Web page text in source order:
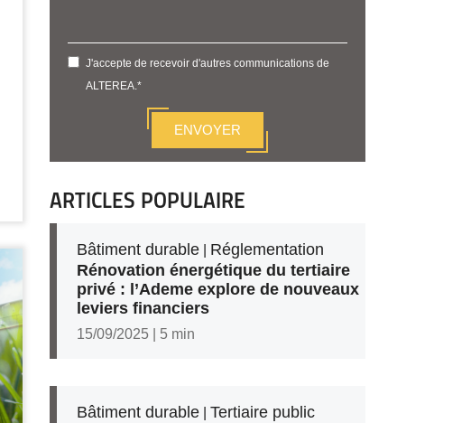
J'accepte de recevoir d'autres communications de
ALTEREA.*
ARTICLES POPULAIRE
Bâtiment durable
Réglementation
Rénovation énergétique du tertiaire
privé : l’Ademe explore de nouveaux
leviers financiers
15/09/2025 5 min
Bâtiment durable Tertiaire public